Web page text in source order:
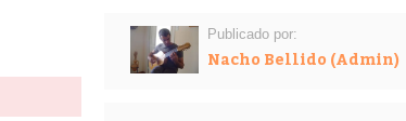
Publicado por:
Nacho Bellido (Admin)